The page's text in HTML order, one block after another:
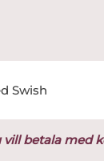
betala med
Swish